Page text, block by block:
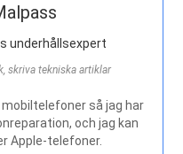
underhållsexpert
skriva tekniska artiklar
så jag har
och jag kan
Apple-telefoner.